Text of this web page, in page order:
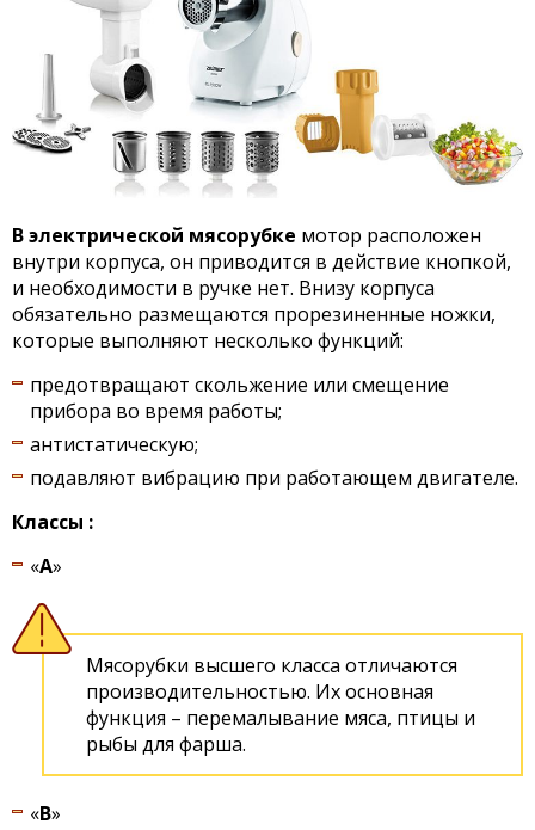
В электрической мясорубке мотор расположен
внутри корпуса, он приводится в действие кнопкой,
и необходимости в ручке нет. Внизу корпуса
обязательно размещаются прорезиненные ножки,
которые выполняют несколько функций:
предотвращают скольжение или смещение
прибора во время работы;
антистатическую;
подавляют вибрацию при работающем двигателе.
Классы :
«А»
Мясорубки высшего класса отличаются
производительностью. Их основная
функция – перемалывание мяса, птицы и
рыбы для фарша.
«В»